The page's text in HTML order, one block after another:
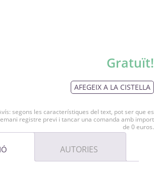
Gratuït!
AFEGEIX A LA CISTELLA
segons les característiques del text, pot ser que es
registre previ i tancar una comanda amb import
de 0 euros.
AUTORIES